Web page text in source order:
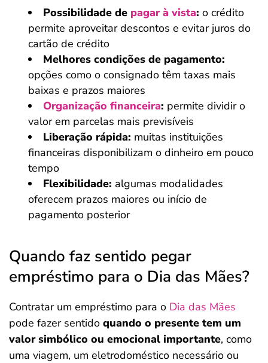
Possibilidade de pagar à vista: o crédito
permite aproveitar descontos e evitar juros do
cartão de crédito
Melhores condições de pagamento:
opções como o consignado têm taxas mais
baixas e prazos maiores
Organização financeira: permite dividir o
valor em parcelas mais previsíveis
Liberação rápida: muitas instituições
financeiras disponibilizam o dinheiro em pouco
tempo
Flexibilidade: algumas modalidades
oferecem prazos maiores ou início de
pagamento posterior
Quando faz sentido pegar
empréstimo para o Dia das Mães?
Contratar um empréstimo para o Dia das Mães
pode fazer sentido quando o presente tem um
valor simbólico ou emocional importante, como
uma viagem, um eletrodoméstico necessário ou